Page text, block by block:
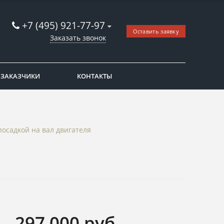
+7 (495) 921-77-97
Заказать звонок
Оставить заявку
КОНТАКТЫ
на вал двигателя